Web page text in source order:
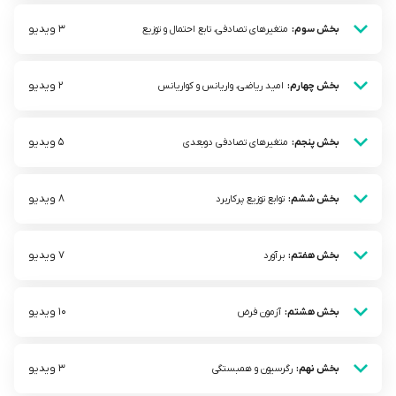
بخش سوم: متغیرهای تصادفی، تابع احتمال و توزیع 3 ویدیو
بخش چهارم: امید ریاضی، واریانس و کواریانس 2 ویدیو
بخش پنجم: متغیرهای تصادفی دو‌بعدی 5 ویدیو
بخش ششم: توابع توزیع پرکاربرد 8 ویدیو
بخش هفتم: برآورد 7 ویدیو
بخش هشتم: آزمون فرض 10 ویدیو
بخش نهم: رگرسیون و همبستگی 3 ویدیو